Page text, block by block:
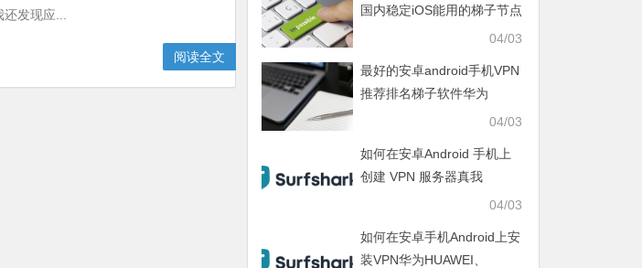
发现应...
阅读全文
国内稳定iOS能用的梯子节点
04/03
最好的安卓android手机VPN
推荐排名梯子软件华为
HUAWEI、OPPO、VIVO、
04/03
如何在安卓Android 手机上
创建 VPN 服务器真我
星
04/03
如何在安卓手机Android上安
装VPN华为HUAWEI、